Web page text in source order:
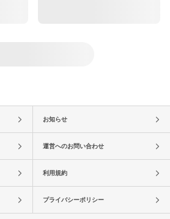
お知らせ
運営へのお問い合わせ
利用規約
プライバシーポリシー